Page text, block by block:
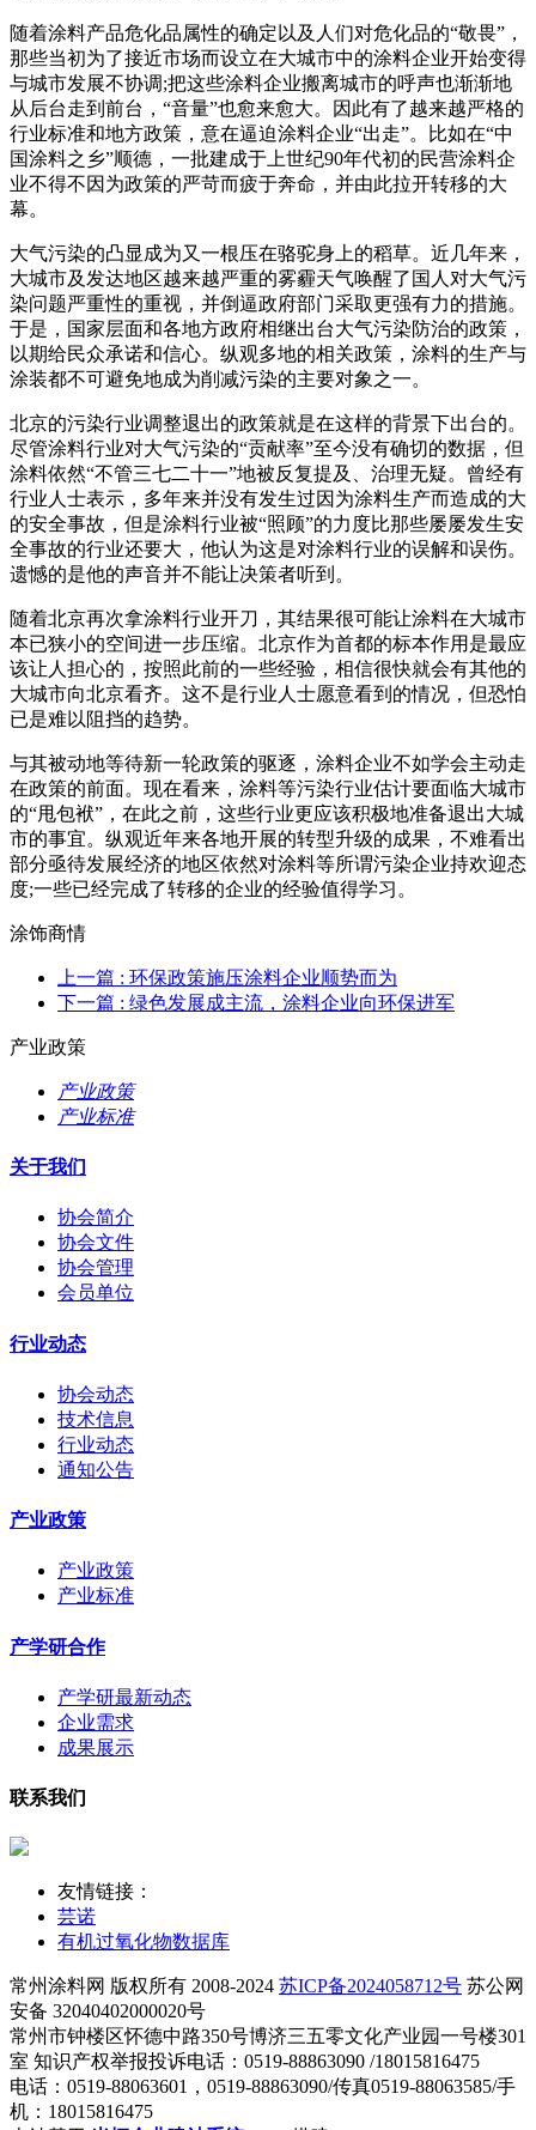
随着涂料产品危化品属性的确定以及人们对危化品的“敬畏”，
那些当初为了接近市场而设立在大城市中的涂料企业开始变得
与城市发展不协调;把这些涂料企业搬离城市的呼声也渐渐地
从后台走到前台，“音量”也愈来愈大。因此有了越来越严格的
行业标准和地方政策，意在逼迫涂料企业“出走”。比如在“中
国涂料之乡”顺德，一批建成于上世纪90年代初的民营涂料企
业不得不因为政策的严苛而疲于奔命，并由此拉开转移的大
幕。
大气污染的凸显成为又一根压在骆驼身上的稻草。近几年来，
大城市及发达地区越来越严重的雾霾天气唤醒了国人对大气污
染问题严重性的重视，并倒逼政府部门采取更强有力的措施。
于是，国家层面和各地方政府相继出台大气污染防治的政策，
以期给民众承诺和信心。纵观多地的相关政策，涂料的生产与
涂装都不可避免地成为削减污染的主要对象之一。
北京的污染行业调整退出的政策就是在这样的背景下出台的。
尽管涂料行业对大气污染的“贡献率”至今没有确切的数据，但
涂料依然“不管三七二十一”地被反复提及、治理无疑。曾经有
行业人士表示，多年来并没有发生过因为涂料生产而造成的大
的安全事故，但是涂料行业被“照顾”的力度比那些屡屡发生安
全事故的行业还要大，他认为这是对涂料行业的误解和误伤。
遗憾的是他的声音并不能让决策者听到。
随着北京再次拿涂料行业开刀，其结果很可能让涂料在大城市
本已狭小的空间进一步压缩。北京作为首都的标本作用是最应
该让人担心的，按照此前的一些经验，相信很快就会有其他的
大城市向北京看齐。这不是行业人士愿意看到的情况，但恐怕
已是难以阻挡的趋势。
与其被动地等待新一轮政策的驱逐，涂料企业不如学会主动走
在政策的前面。现在看来，涂料等污染行业估计要面临大城市
的“甩包袱”，在此之前，这些行业更应该积极地准备退出大城
市的事宜。纵观近年来各地开展的转型升级的成果，不难看出
部分亟待发展经济的地区依然对涂料等所谓污染企业持欢迎态
度;一些已经完成了转移的企业的经验值得学习。
涂饰商情
上一篇 : 环保政策施压涂料企业顺势而为
下一篇 : 绿色发展成主流，涂料企业向环保进军
产业政策
产业政策
产业标准
关于我们
协会简介
协会文件
协会管理
会员单位
行业动态
协会动态
技术信息
行业动态
通知公告
产业政策
产业政策
产业标准
产学研合作
产学研最新动态
企业需求
成果展示
联系我们
友情链接：
芸诺
有机过氧化物数据库
常州涂料网 版权所有 2008-2024 苏ICP备2024058712号 苏公网
安备 32040402000020号
常州市钟楼区怀德中路350号博济三五零文化产业园一号楼301
室 知识产权举报投诉电话：0519-88863090 /18015816475
电话：0519-88063601，0519-88863090/传真0519-88063585/手
机：18015816475